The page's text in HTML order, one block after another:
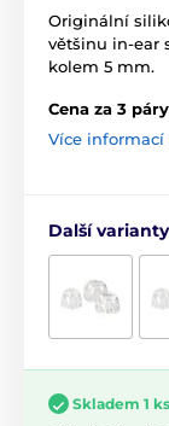
Originální
většinu in-ear
kolem 5 mm.
Cena za 3
Více informací
Další
Skladem 1 ks